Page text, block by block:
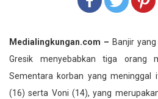
Medialingkungan.com – Banjir
Gresik menyebabkan tiga orang
Sementara korban yang meninggal
(16) serta Voni (14), yang